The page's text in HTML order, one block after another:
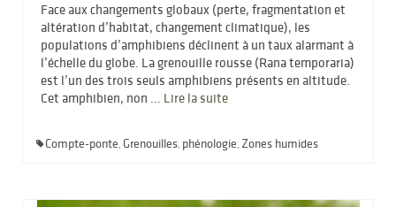
Face aux changements globaux (perte, fragmentation et
altération d’habitat, changement climatique), les
populations d’amphibiens déclinent à un taux alarmant à
l’échelle du globe. La grenouille rousse (Rana temporaria)
est l’un des trois seuls amphibiens présents en altitude.
Cet amphibien, non … Lire la suite­­
Compte-ponte, Grenouilles, phénologie, Zones humides